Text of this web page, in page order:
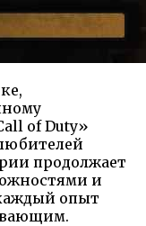
of Duty»
продолжает
и
опыт